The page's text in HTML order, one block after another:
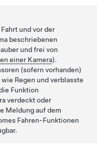
und vor der
beschriebenen
und frei von
einer Kamera).
(sofern vorhanden)
Regen und verblasste
Funktion
verdeckt oder
Meldung auf dem
Fahren-Funktionen